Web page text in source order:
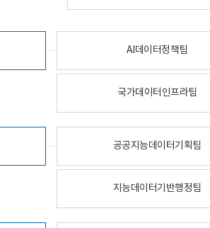
AI데이터정책팀
국가데이터인프라팀
공공지능데이터기획팀
지능데이터기반행정팀